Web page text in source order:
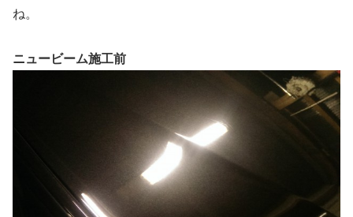
ね。
ニュービーム施工前